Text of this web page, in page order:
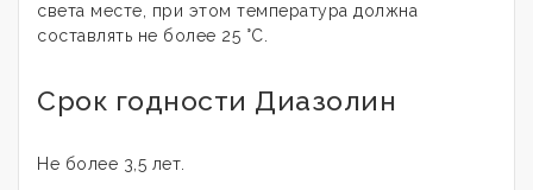
света месте, при этом температура должна
составлять не более 25 °С.
Срок годности Диазолин
Не более 3,5 лет.